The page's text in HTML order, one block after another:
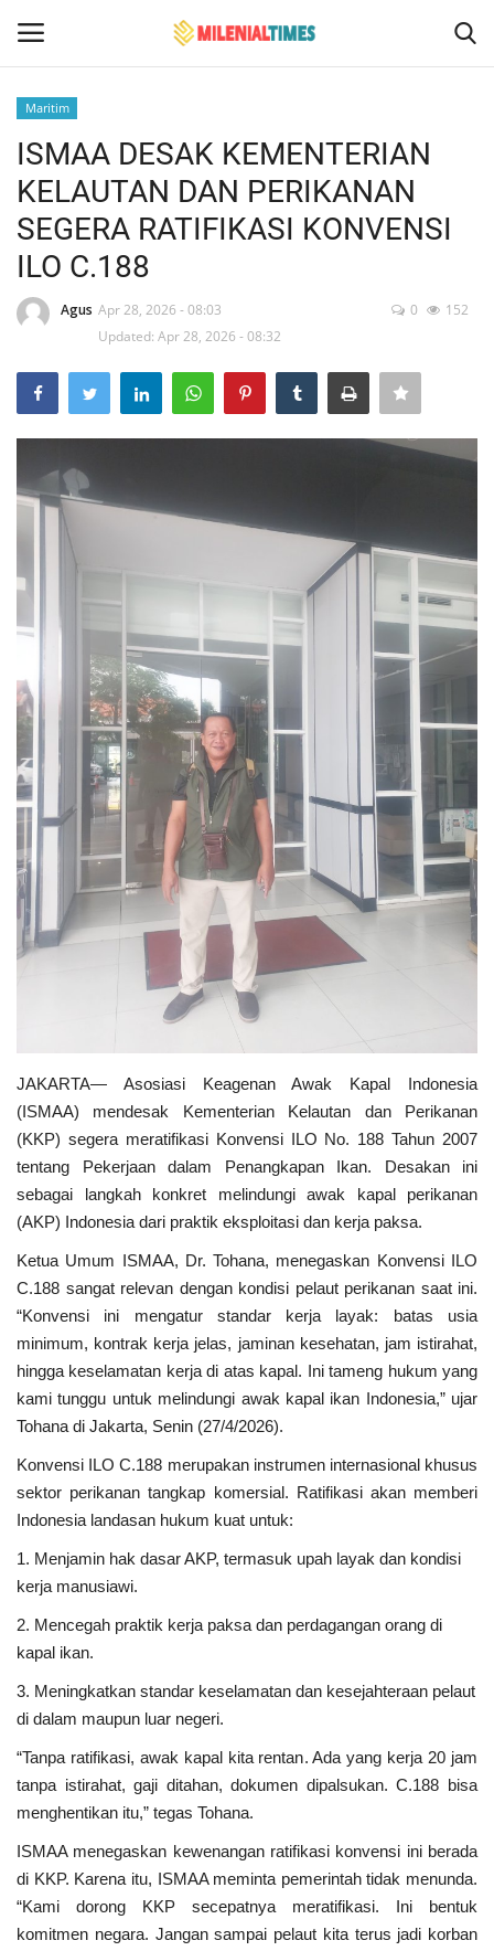
Home
Bencana Alam
Sosial Budaya Pariwisata
Events
Contact
Maritim
Perkebunan & Perikanan
Opini
Ekonomi & Keuangan
Pendidikan & Pelatihan
Maritim
ISMAA DESAK KEMENTERIAN
KELAUTAN DAN PERIKANAN
SEGERA RATIFIKASI KONVENSI
ILO C.188
Agus Apr 28, 2026 - 08:03
Updated: Apr 28, 2026 - 08:32
0 152
JAKARTA— Asosiasi Keagenan Awak Kapal Indonesia
(ISMAA) mendesak Kementerian Kelautan dan Perikanan
(KKP) segera meratifikasi Konvensi ILO No. 188 Tahun 2007
tentang Pekerjaan dalam Penangkapan Ikan. Desakan ini
sebagai langkah konkret melindungi awak kapal perikanan
(AKP) Indonesia dari praktik eksploitasi dan kerja paksa.
Ketua Umum ISMAA, Dr. Tohana, menegaskan Konvensi ILO
C.188 sangat relevan dengan kondisi pelaut perikanan saat ini.
“Konvensi ini mengatur standar kerja layak: batas usia
minimum, kontrak kerja jelas, jaminan kesehatan, jam istirahat,
hingga keselamatan kerja di atas kapal. Ini tameng hukum yang
kami tunggu untuk melindungi awak kapal ikan Indonesia,” ujar
Tohana di Jakarta, Senin (27/4/2026).
Konvensi ILO C.188 merupakan instrumen internasional khusus
sektor perikanan tangkap komersial. Ratifikasi akan memberi
Indonesia landasan hukum kuat untuk:
1. Menjamin hak dasar AKP, termasuk upah layak dan kondisi
kerja manusiawi.
2. Mencegah praktik kerja paksa dan perdagangan orang di
kapal ikan.
3. Meningkatkan standar keselamatan dan kesejahteraan pelaut
di dalam maupun luar negeri.
“Tanpa ratifikasi, awak kapal kita rentan. Ada yang kerja 20 jam
tanpa istirahat, gaji ditahan, dokumen dipalsukan. C.188 bisa
menghentikan itu,” tegas Tohana.
ISMAA menegaskan kewenangan ratifikasi konvensi ini berada
di KKP. Karena itu, ISMAA meminta pemerintah tidak menunda.
“Kami dorong KKP secepatnya meratifikasi. Ini bentuk
komitmen negara. Jangan sampai pelaut kita terus jadi korban